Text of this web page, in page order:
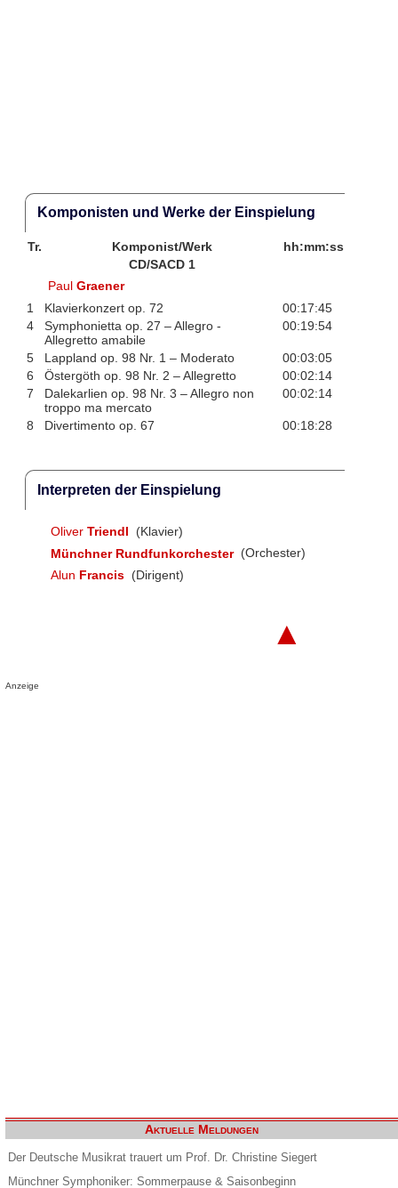
Komponisten und Werke der Einspielung
Tr. Komponist/Werk
hh:mm:ss
CD/SACD 1
PaulGraener
1
Klavierkonzert op. 72
00:17:45
4
Symphonietta op. 27 – Allegro -
Allegretto amabile
00:19:54
5 Lappland op. 98 Nr. 1 – Moderato
00:03:05
6
Östergöth op. 98 Nr. 2 – Allegretto
00:02:14
7
Dalekarlien op. 98 Nr. 3 – Allegro non
troppo ma mercato
00:02:14
8 Divertimento op. 67 00:18:28
Interpreten der Einspielung
Oliver Triendl
(Klavier)
Münchner Rundfunkorchester (Orchester)
Alun Francis (Dirigent)
▲
Anzeige
Aktuelle Meldungen
Der Deutsche Musikrat trauert um Prof. Dr. Christine Siegert
Münchner Symphoniker: Sommerpause & Saisonbeginn